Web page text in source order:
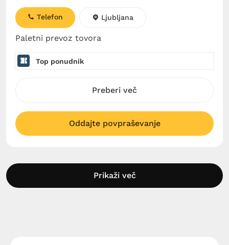
Paletni prevoz tovora
Telefon Ljubljana
Top ponudnik
Preberi več
Oddajte povpraševanje
Prikaži več